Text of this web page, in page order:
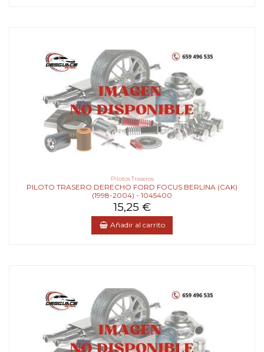
Pilotos Traseros
PILOTO TRASERO DERECHO FORD FOCUS BERLINA (CAK)
(1998-2004) - 1045400
15,25 €
Añadir al carrito